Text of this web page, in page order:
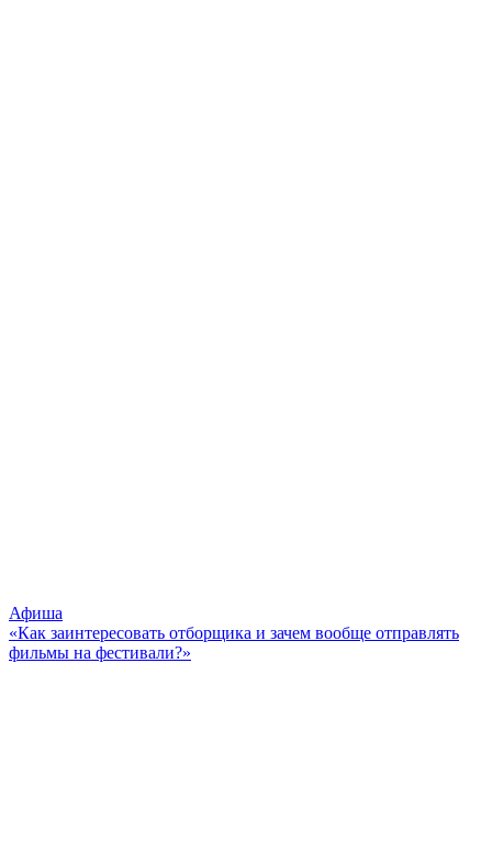
Афиша
«Как заинтересовать отборщика и зачем вообще отправлять
фильмы на фестивали?»